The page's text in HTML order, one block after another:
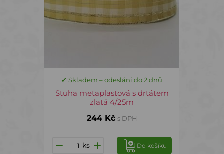
✔ Skladem – odeslání do 2 dnů
Stuha metaplastová s drtátem
zlatá 4/25m
244 Kč s DPH
ks Do košíku